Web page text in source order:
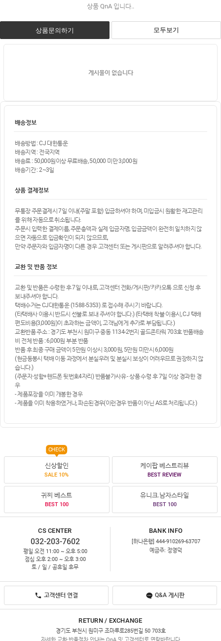
상품 QnA 입니다..
상품문의하기 모두보기
게시물이 없습니다
배송정보
배송방법 : CJ 대한통운
배송지역 : 전국지역
배송료 : 50,000원이상 무료배송, 50,000 미만 3,000원
배송기간 : 2~3일
상품 결제정보
무통장 주문결제시 7일 이내(주말 포함) 입금하셔야 하며, 미입금시 원활한 재고관리
를 위해 자동으로 취소됩니다.
주문시 입력한 결제이름, 주문총액과 실제 입금자명, 입금금액이 완전히 일치하지 않
으면 자동으로 입금확인이 되지 않으므로,
만약 주문자와 입금자명이 다른 경우 고객센터 또는 게시판으로 알려주셔야 합니다.
교환 및 반품 정보
교환 및 반품은 수령한 후 7일 이내로, 고객센터 전화/게시판/카카오톡 으로 신청 후
보내주셔야 합니다.
택배수거는 CJ대한통운 (1588-5353) 로 접수해 주시기 바랍니다.
(타택배사 이용시 반드시 선불로 보내 주셔야 합니다.) (타택배 착불 이용시, CJ 택배
편도비용(3,000원)이 초과하는 금액이, 고객님에게 추가로 부담됩니다.)
교환반품 주소 : 경기도 부천시 원미구 중동 1134-2번지 골드존타워 703호 반품배송
비 전체 반품 : 6,000원 부분 반품
반품 후 최종 구매 금액이 5만원 이상시 3,000원, 5만원 미만시 6,000원
(현금동봉시 택배 이동 과정에서 분실우려 및 분실시 보상이 어려우므로 권장하지 않
습니다.)
(주문자 성함+핸드폰 뒷번호4자리) 반품불가사유 - 상품 수령 후 7일 이상 경과한 경
우
- 제품포장을 이미 개봉한 경우
- 제품을 이미 착용하였거나, 파손된경우(이런경우 반품이 아닌 AS로 처리됩니다.)
신상할인
SALE 10%
CHECK
케이팝 베스트리뷰
BEST REVIEW
귀찌 베스트
BEST 100
유니크.남자스타일
BEST 100
CS CENTER
032-203-7602
평일 오전 11:00 ~ 오후 5:00
점심 오후 2:00 ~ 오후 3:00
토 / 일 / 공휴일 휴무
BANK INFO
[하나은행] 444-910269-63707
예금주: 정영덕
고객센터 연결 Q&A 게시판
RETURN / EXCHANGE
경기도 부천시 원미구 조마루로285번길 50 703호